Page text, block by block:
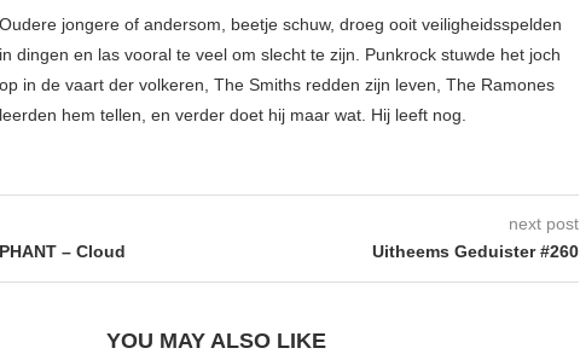
Oudere jongere of andersom, beetje schuw, droeg ooit veiligheidsspelden
in dingen en las vooral te veel om slecht te zijn. Punkrock stuwde het joch
op in de vaart der volkeren, The Smiths redden zijn leven, The Ramones
leerden hem tellen, en verder doet hij maar wat. Hij leeft nog.
– Cloud
next post
Uitheems Geduister #260
YOU MAY ALSO LIKE